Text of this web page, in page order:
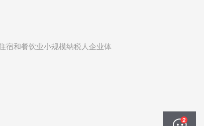
宿和餐饮业小规模纳税人企业体